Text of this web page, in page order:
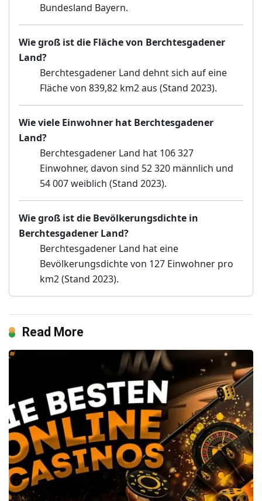
Bundesland Bayern.
Wie groß ist die Fläche von Berchtesgadener
Land?
Berchtesgadener Land dehnt sich auf eine
Fläche von 839,82 km2 aus (Stand 2023).
Wie viele Einwohner hat Berchtesgadener
Land?
Berchtesgadener Land hat 106 327
Einwohner, davon sind 52 320 männlich und
54 007 weiblich (Stand 2023).
Wie groß ist die Bevölkerungsdichte in
Berchtesgadener Land?
Berchtesgadener Land hat eine
Bevölkerungsdichte von 127 Einwohner pro
km2 (Stand 2023).
Read More